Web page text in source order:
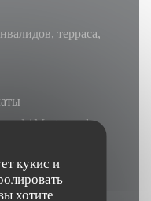
кукис и
хотите
терраса,
/ Mastercard,